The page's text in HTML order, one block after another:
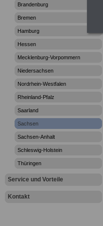
Brandenburg
Bremen
Hamburg
Hessen
Mecklenburg-Vorpommern
Niedersachsen
Nordrhein-Westfalen
Rheinland-Pfalz
Saarland
Sachsen
Sachsen-Anhalt
Schleswig-Holstein
Thüringen
Service und Vorteile
Kontakt